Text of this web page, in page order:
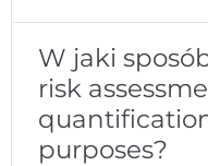
W jaki
risk
purposes?